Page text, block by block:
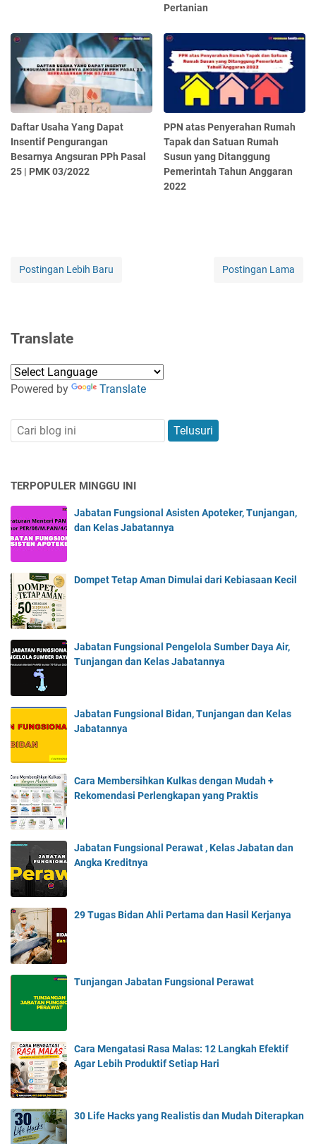
Pertanian
Daftar Usaha Yang Dapat
Insentif Pengurangan
Besarnya Angsuran PPh Pasal
25 | PMK 03/2022
PPN atas Penyerahan Rumah
Tapak dan Satuan Rumah
Susun yang Ditanggung
Pemerintah Tahun Anggaran
2022
Postingan Lebih Baru Postingan Lama
Translate
Powered by Translate
TERPOPULER MINGGU INI
Jabatan Fungsional Asisten Apoteker, Tunjangan,
dan Kelas Jabatannya
Dompet Tetap Aman Dimulai dari Kebiasaan Kecil
Jabatan Fungsional Pengelola Sumber Daya Air,
Tunjangan dan Kelas Jabatannya
Jabatan Fungsional Bidan, Tunjangan dan Kelas
Jabatannya
Cara Membersihkan Kulkas dengan Mudah +
Rekomendasi Perlengkapan yang Praktis
Jabatan Fungsional Perawat , Kelas Jabatan dan
Angka Kreditnya
29 Tugas Bidan Ahli Pertama dan Hasil Kerjanya
Tunjangan Jabatan Fungsional Perawat
Cara Mengatasi Rasa Malas: 12 Langkah Efektif
Agar Lebih Produktif Setiap Hari
30 Life Hacks yang Realistis dan Mudah Diterapkan